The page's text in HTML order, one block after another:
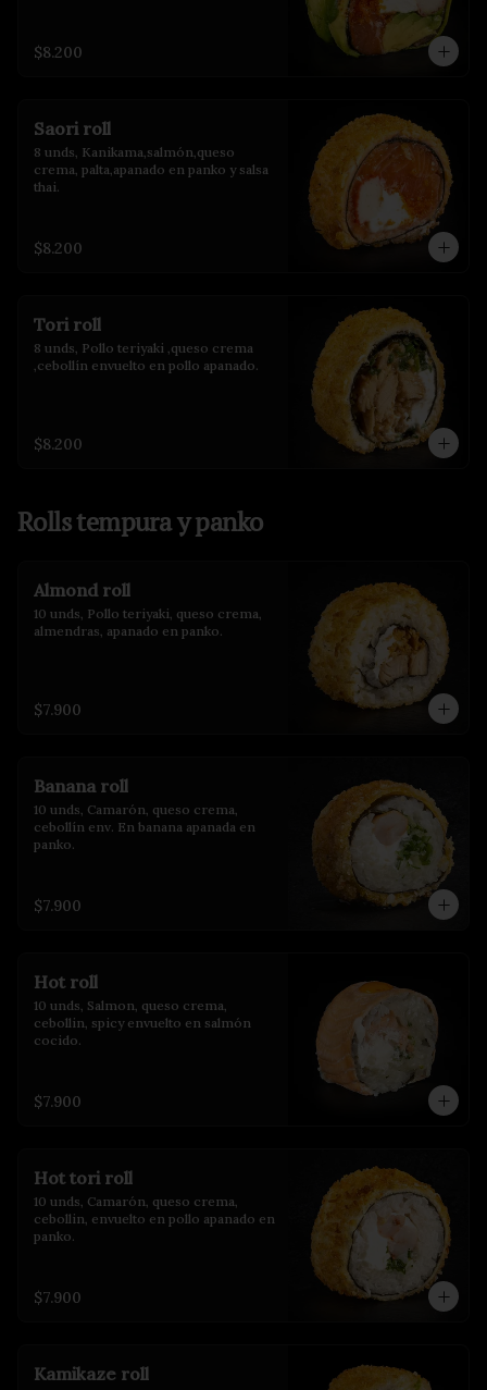
$8.200
Saori roll
8 unds, Kanikama,salmón,queso
crema, palta,apanado en panko y salsa
thai.
$8.200
Tori roll
8 unds, Pollo teriyaki ,queso crema
,cebollín envuelto en pollo apanado.
$8.200
Rolls tempura y panko
Almond roll
10 unds, Pollo teriyaki, queso crema,
almendras, apanado en panko.
$7.900
Banana roll
10 unds, Camarón, queso crema,
cebollín env. En banana apanada en
panko.
$7.900
Hot roll
10 unds, Salmon, queso crema,
cebollin, spicy envuelto en salmón
cocido.
$7.900
Hot tori roll
10 unds, Camarón, queso crema,
cebollin, envuelto en pollo apanado en
panko.
$7.900
Kamikaze roll